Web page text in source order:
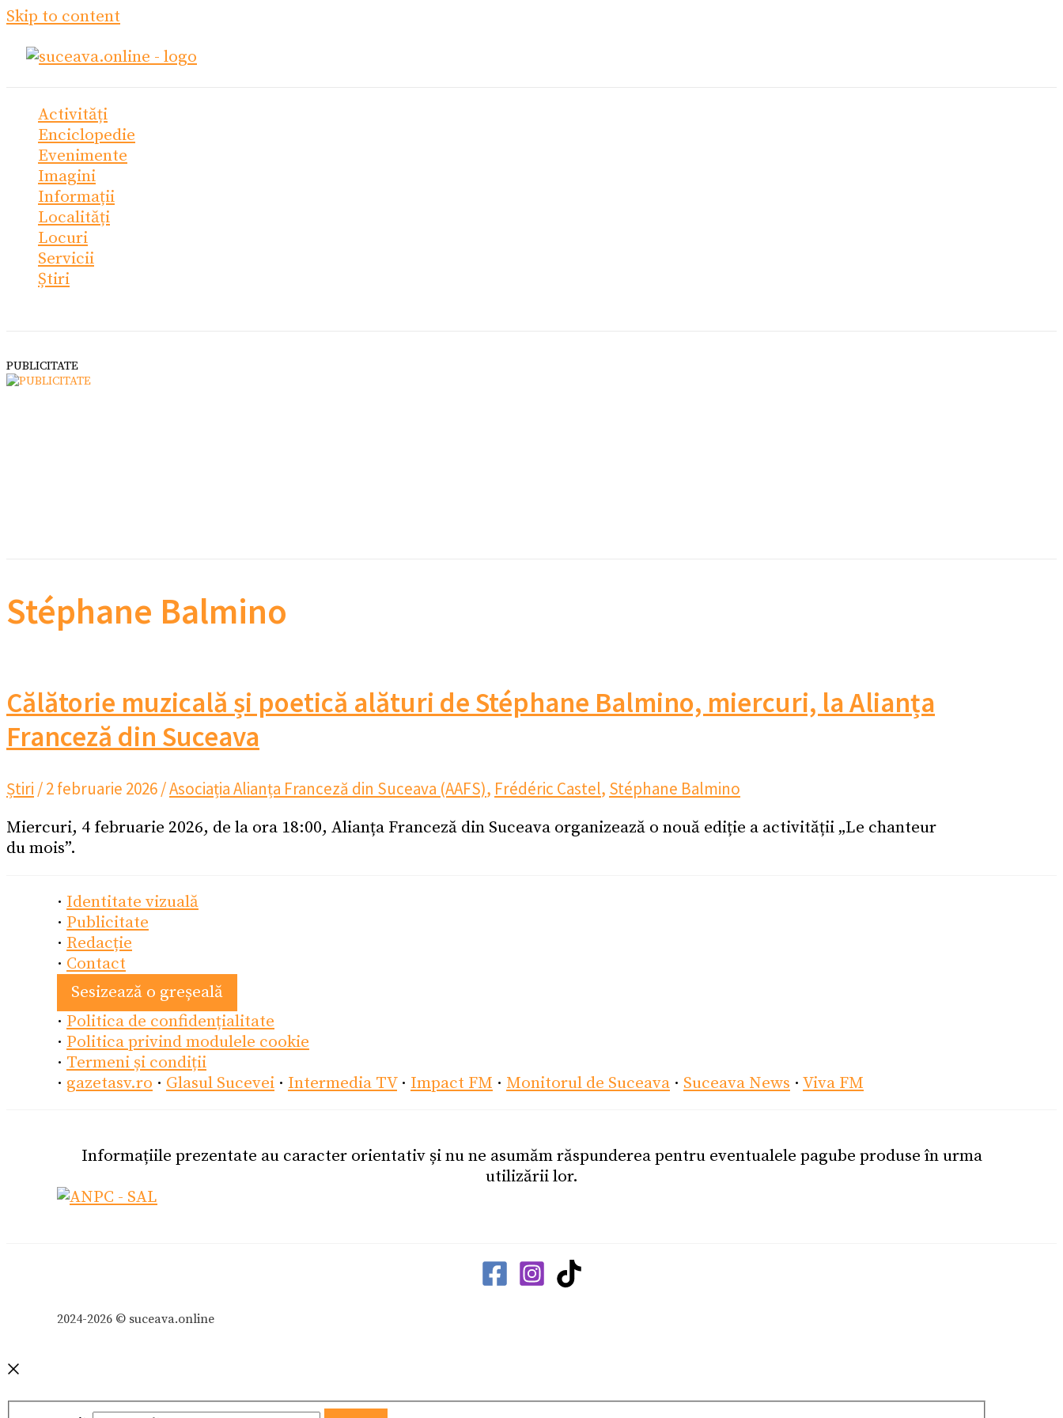
Skip to content
Activități
Enciclopedie
Evenimente
Imagini
Informații
Localități
Locuri
Servicii
Știri
PUBLICITATE
Stéphane Balmino
Călătorie muzicală și poetică alături de Stéphane Balmino, miercuri, la Alianța
Franceză din Suceava
Știri /2 februarie 2026/Asociația Alianța Franceză din Suceava (AAFS), Frédéric Castel, Stéphane Balmino
Miercuri, 4 februarie 2026, de la ora 18:00, Alianța Franceză din Suceava organizează o nouă ediție a activității „Le chanteur
du mois”.
· Identitate vizuală
· Publicitate
· Redacție
· Contact
Sesizează o greșeală
· Politica de confidențialitate
· Politica privind modulele cookie
· Termeni și condiții
· gazetasv.ro · Glasul Sucevei · Intermedia TV· Impact FM · Monitorul de Suceava · Suceava News · Viva FM
Informațiile prezentate au caracter orientativ și nu ne asumăm răspunderea pentru eventualele pagube produse în urma
utilizării lor.
2024-2026 © suceava.online